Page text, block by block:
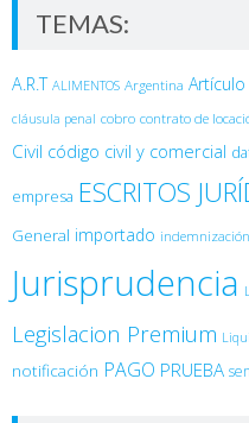
TEMAS:
A.R.T ALIMENTOS Argentina Artículo
cláusula penal cobro contrato de
Civil código civil y comercial
empresa ESCRITOS
General importado indemnización
Jurisprudencia
Legislacion Premium
notificación PAGO PRUEBA